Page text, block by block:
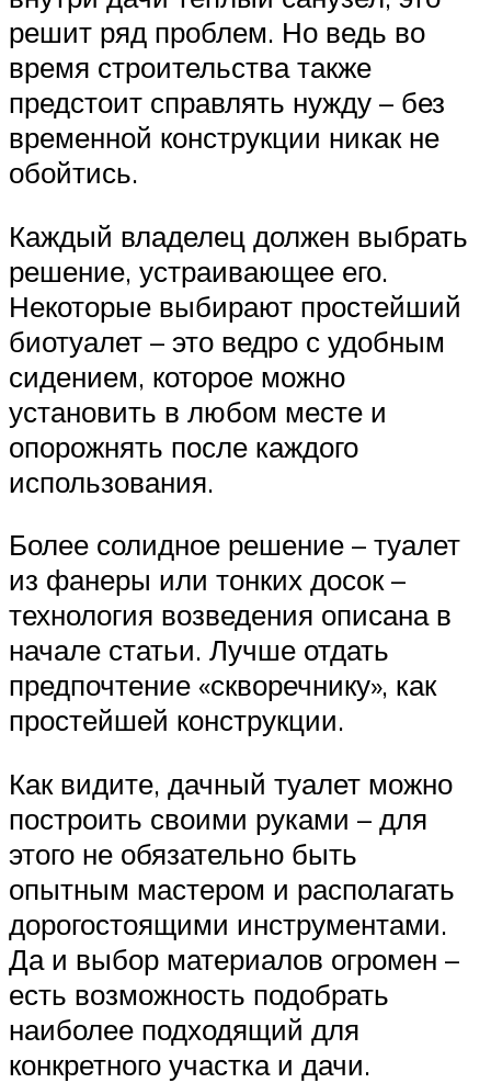
решит ряд проблем. Но ведь во
время строительства также
предстоит справлять нужду – без
временной конструкции никак не
обойтись.
Каждый владелец должен выбрать
решение, устраивающее его.
Некоторые выбирают простейший
биотуалет – это ведро с удобным
сидением, которое можно
установить в любом месте и
опорожнять после каждого
использования.
Более солидное решение – туалет
из фанеры или тонких досок –
технология возведения описана в
начале статьи. Лучше отдать
предпочтение «скворечнику», как
простейшей конструкции.
Как видите, дачный туалет можно
построить своими руками – для
этого не обязательно быть
опытным мастером и располагать
дорогостоящими инструментами.
Да и выбор материалов огромен –
есть возможность подобрать
наиболее подходящий для
конкретного участка и дачи.